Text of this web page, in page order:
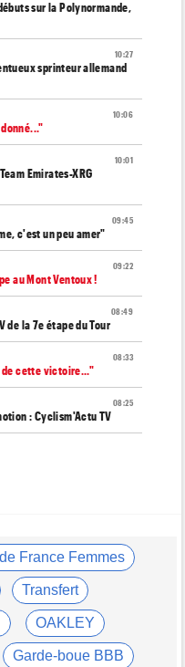
sur la Polynormande,
10:27
sprinteur allemand
10:06
10:01
Emirates-XRG
09:45
c'est un peu amer"
09:22
au Mont Ventoux !
08:49
la 7e étape du Tour
08:33
de cette victoire..."
08:25
: Cyclism'Actu TV
les dernières infos
peloton va disparaître en
chaîne la 5e étape ?
07:00
maillot de leader"
France Femmes
Transfert
OAKLEY
Garde-boue BBB